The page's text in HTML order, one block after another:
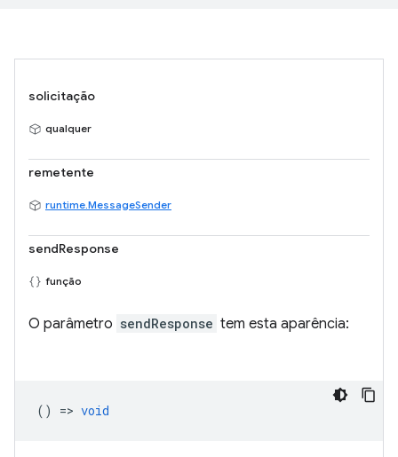
solicitação
qualquer
remetente
runtime.MessageSender
sendResponse
função
O parâmetro sendResponse tem esta aparência:
() => void